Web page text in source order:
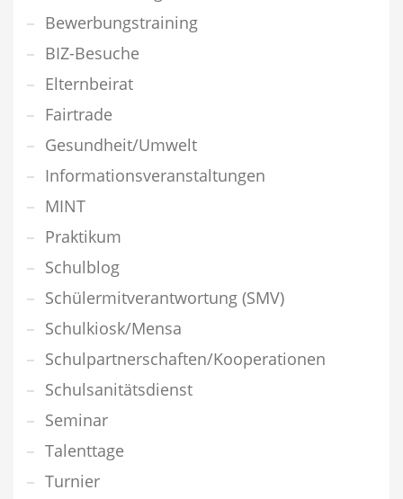
Bewerbungstraining
BIZ-Besuche
Elternbeirat
Fairtrade
Gesundheit/Umwelt
Informationsveranstaltungen
MINT
Praktikum
Schulblog
Schülermitverantwortung (SMV)
Schulkiosk/Mensa
Schulpartnerschaften/Kooperationen
Schulsanitätsdienst
Seminar
Talenttage
Turnier